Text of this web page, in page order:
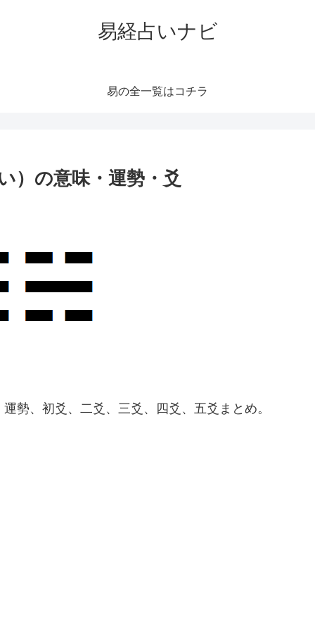
易経占いナビ
易の全一覧はコチラ
）の意味・運勢・爻
勢、初爻、二爻、三爻、四爻、五爻まとめ。